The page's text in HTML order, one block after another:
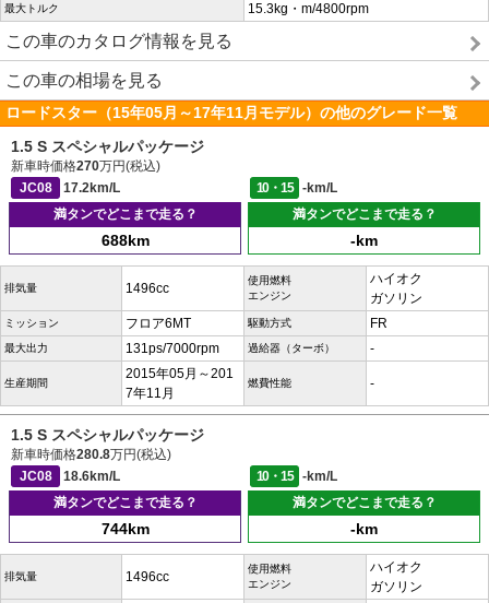
最大トルク 15.3kg・m/4800rpm
この車のカタログ情報を見る
この車の相場を見る
ロードスター（15年05月～17年11月モデル）の他のグレード一覧
1.5 S スペシャルパッケージ
新車時価格270万円(税込)
JC08
17.2km/L 10・15
-km/L
満タンでどこまで走る？
688km
満タンでどこまで走る？
-km
排気量 1496cc
使用燃料
エンジン
ハイオク
ガソリン
ミッション フロア6MT 駆動方式 FR
最大出力 131ps/7000rpm 過給器（ターボ） -
生産期間
2015年05月～201
7年11月
燃費性能 -
1.5 S スペシャルパッケージ
新車時価格280.8万円(税込)
JC08
18.6km/L 10・15
-km/L
満タンでどこまで走る？
744km
満タンでどこまで走る？
-km
排気量 1496cc
使用燃料
エンジン
ハイオク
ガソリン